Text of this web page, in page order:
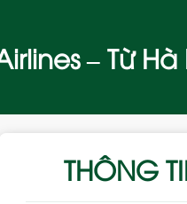
– Từ Hà
THÔNG